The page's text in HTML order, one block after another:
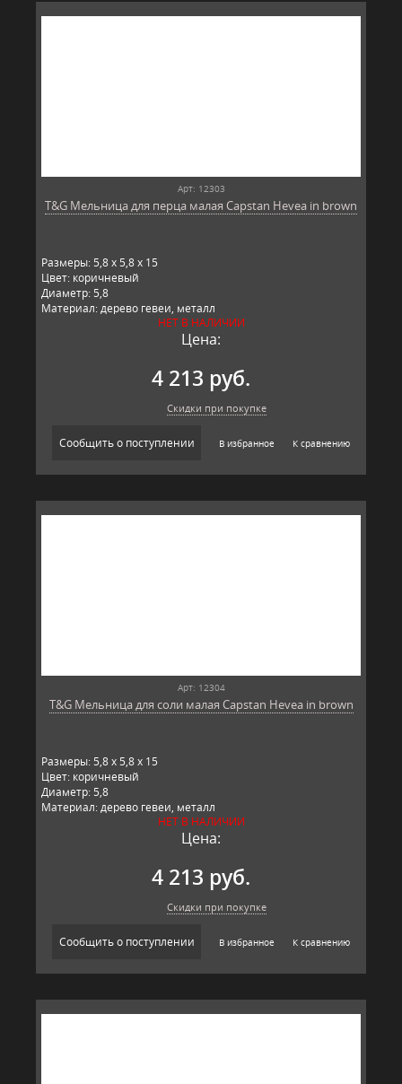
Арт: 12303
T&G Мельница для перца малая Capstan Hevea in brown
Размеры: 5,8 x 5,8 x 15
Цвет: коричневый
Диаметр: 5,8
Материал: дерево гевеи, металл
Производитель: T&G, Великобритания
НЕТ В НАЛИЧИИ
Цена:
4 213 руб.
Скидки при покупке
Сообщить о поступлении В избранное К сравнению
Арт: 12304
T&G Мельница для соли малая Capstan Hevea in brown
Размеры: 5,8 x 5,8 x 15
Цвет: коричневый
Диаметр: 5,8
Материал: дерево гевеи, металл
Производитель: T&G, Великобритания
НЕТ В НАЛИЧИИ
Цена:
4 213 руб.
Скидки при покупке
Сообщить о поступлении В избранное К сравнению